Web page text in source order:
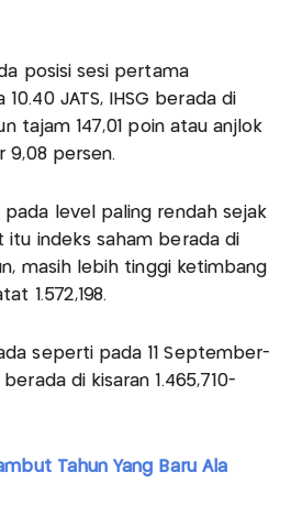
posisi sesi pertama
JATS, IHSG berada di
tajam 147,01 poin atau anjlok
9,08 persen.
pada level paling rendah sejak
indeks saham berada di
masih lebih tinggi ketimbang
1.572,198.
seperti pada 11 September-
di kisaran 1.465,710-
Tahun Yang Baru Ala